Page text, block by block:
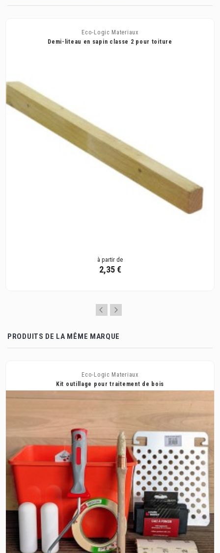
Eco-Logic Materiaux
Demi-liteau en sapin classe 2 pour toiture
à partir de
2,35 €
PRODUITS DE LA MÊME MARQUE
Eco-Logic Materiaux
Kit outillage pour traitement de bois